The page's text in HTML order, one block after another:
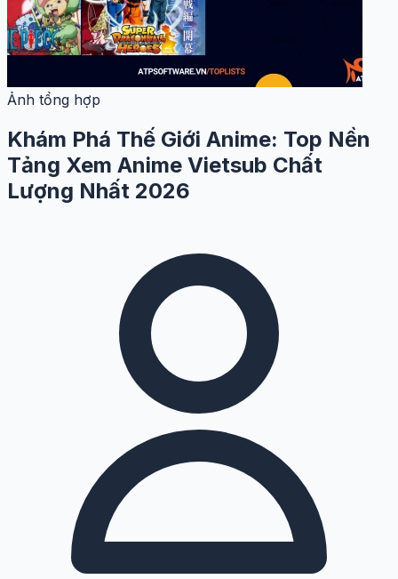
Ảnh tổng hợp
Khám Phá Thế Giới Anime: Top Nền
Tảng Xem Anime Vietsub Chất
Lượng Nhất 2026